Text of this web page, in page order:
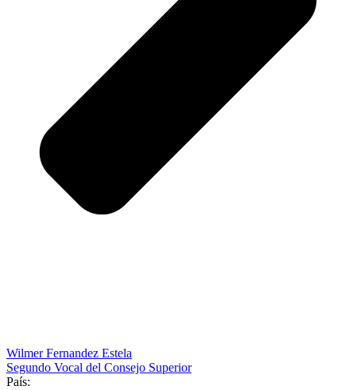
Wilmer Fernandez Estela
Segundo Vocal del Consejo Superior
País: